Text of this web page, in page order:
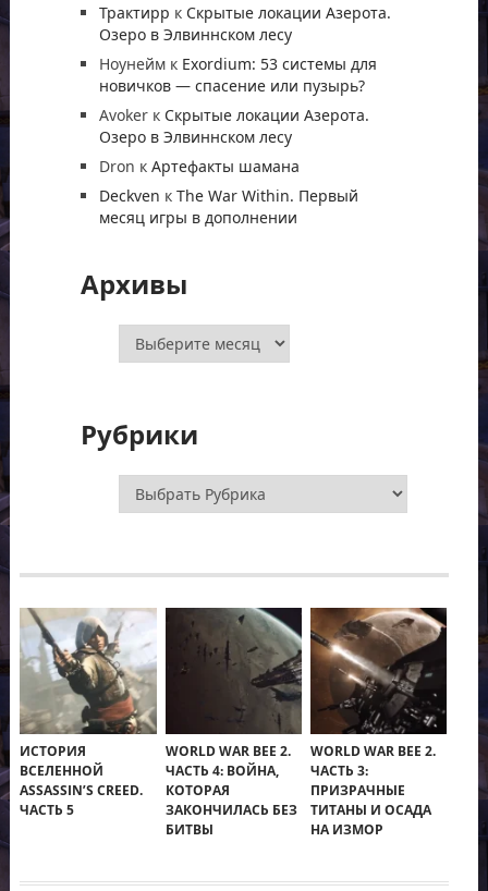
Трактирр к Скрытые локации Азерота.
Озеро в Элвиннском лесу
Ноунеймк Exordium: 53 системы для
новичков — спасение или пузырь?
Avokerк Скрытые локации Азерота.
Озеро в Элвиннском лесу
Dron к Артефакты шамана
Deckven к The War Within. Первый
месяц игры в дополнении
Архивы
Архивы
Рубрики
Рубрики
ИСТОРИЯ
ВСЕЛЕННОЙ
ASSASSIN’S CREED.
ЧАСТЬ 5
WORLD WAR BEE 2.
ЧАСТЬ 4: ВОЙНА,
КОТОРАЯ
ЗАКОНЧИЛАСЬ БЕЗ
БИТВЫ
WORLD WAR BEE 2.
ЧАСТЬ 3:
ПРИЗРАЧНЫЕ
ТИТАНЫ И ОСАДА
НА ИЗМОР